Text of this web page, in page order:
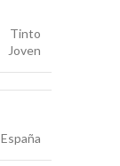
Tinto
Joven
España